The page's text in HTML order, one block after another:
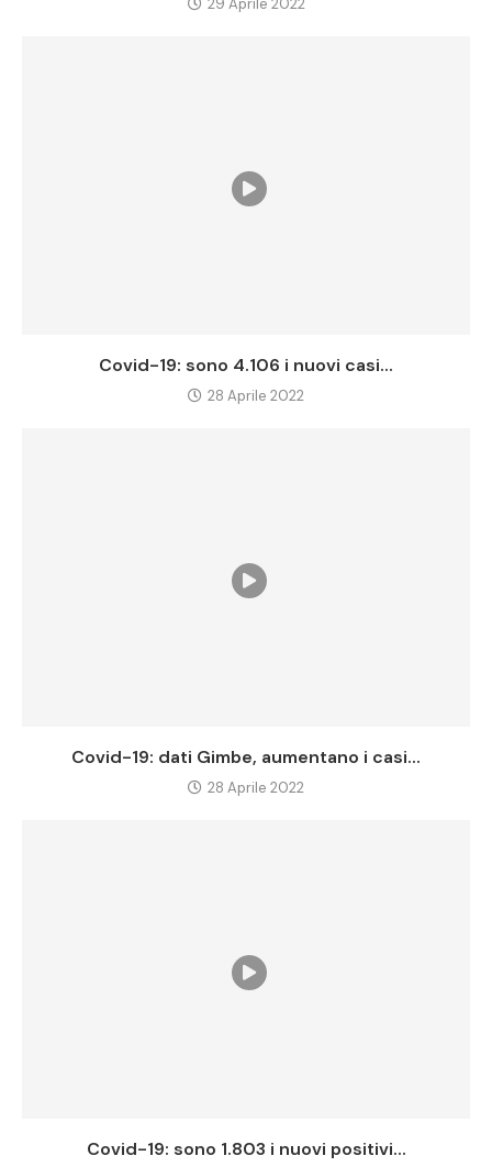
29 Aprile 2022
Covid-19: sono 4.106 i nuovi casi...
28 Aprile 2022
Covid-19: dati Gimbe, aumentano i casi...
28 Aprile 2022
Covid-19: sono 1.803 i nuovi positivi...